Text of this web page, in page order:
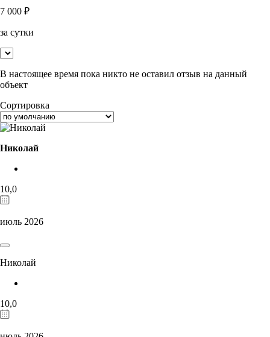
7 000 ₽
за сутки
В настоящее время пока никто не оставил отзыв на данный
объект
Сортировка
Николай
10,0
июль 2026
Николай
10,0